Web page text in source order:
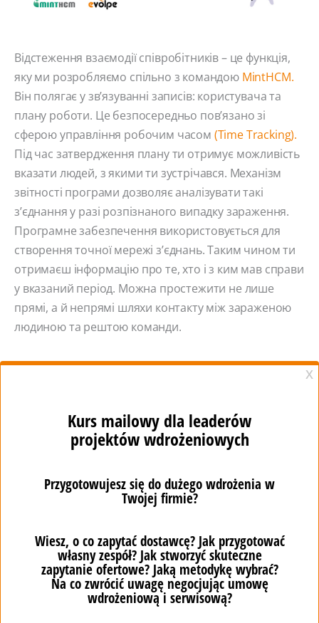
Відстеження взаємодії співробітників – це функція,
яку ми розробляємо спільно з командою MintHCM.
Він полягає у зв’язуванні записів: користувача та
плану роботи. Це безпосередньо пов’язано зі
сферою управління робочим часом (Time Tracking).
Під час затвердження плану ти отримує можливість
вказати людей, з якими ти зустрічався. Механізм
звітності програми дозволяє аналізувати такі
з’єднання у разі розпізнаного випадку зараження.
Програмне забезпечення використовується для
створення точної мережі з’єднань. Таким чином ти
отримаєш інформацію про те, хто і з ким мав справи
у вказаний період. Можна простежити не лише
прямі, а й непрямі шляхи контакту між зараженою
людиною та рештою команди.
Підсумовуючи, контакти між співробітниками
небезпеку зараження коронавірусом. Доступ до
інформації про зустрічі між співробітниками може
захворювання. Слід враховувати конфіденційність
інформації та отримати відповідні згоди на її
зберігання. Все це найзручніше організувати у
відповідній системі управління людським капіталом.